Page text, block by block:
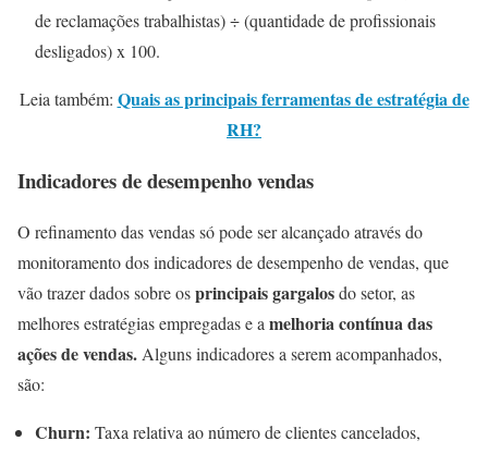
de reclamações trabalhistas) ÷ (quantidade de profissionais
desligados) x 100.
Leia também: Quais as principais ferramentas de estratégia de
RH?
Indicadores de desempenho vendas
O refinamento das vendas só pode ser alcançado através do
monitoramento dos indicadores de desempenho de vendas, que
vão trazer dados sobre osprincipais gargalosdo setor, as
melhores estratégias empregadas e a melhoria contínua das
ações de vendas. Alguns indicadores a serem acompanhados,
são:
Churn: Taxa relativa ao número de clientes cancelados,